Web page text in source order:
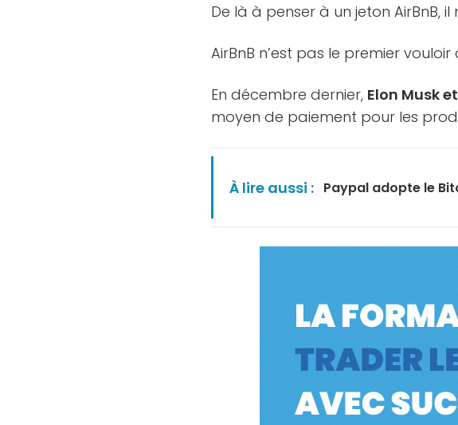
De là à penser à un jeton AirBnB, il
AirBnB n’est pas le premier
En décembre dernier, Elon Musk
moyen de paiement pour les
À lire aussi : Paypal adopte le